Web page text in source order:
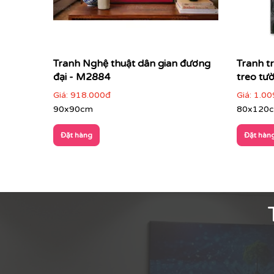
Tranh Nghệ thuật dân gian đương
đại - M2884
Giá: 918.000đ
90x90cm
Đặt hàng
Tranh
treo
Giá:
Đặt